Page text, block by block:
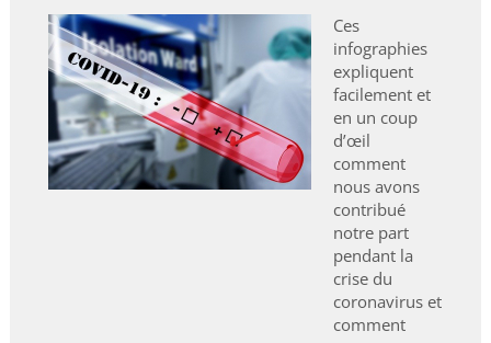
Ces
infographies
expliquent
facilement et
en un coup
d’œil
comment
nous avons
contribué
notre part
pendant la
crise du
coronavirus et
comment